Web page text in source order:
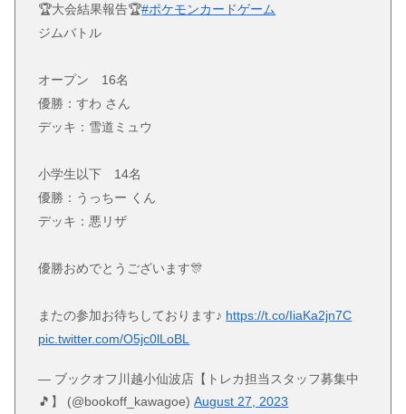
🏆大会結果報告🏆#ポケモンカードゲーム
ジムバトル
オープン 16名
優勝：すわ さん
デッキ：雪道ミュウ
小学生以下 14名
優勝：うっちー くん
デッキ：悪リザ
優勝おめでとうございます🎊
またの参加お待ちしております♪ https://t.co/IiaKa2jn7C
pic.twitter.com/O5jc0lLoBL
— ブックオフ川越小仙波店【トレカ担当スタッフ募集中
🎵】 (@bookoff_kawagoe)August 27, 2023